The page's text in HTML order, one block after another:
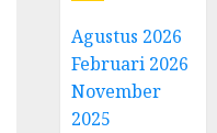
Agustus 2026
Februari 2026
November
2025